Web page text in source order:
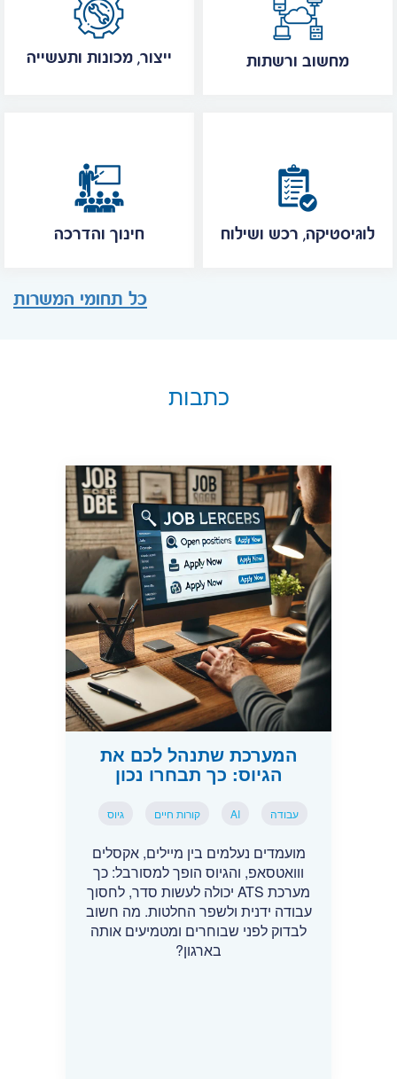
ייצור, מכונות ותעשייה מחשוב ורשתות
חינוך והדרכה לוגיסטיקה, רכש ושילוח
כל תחומי המשרות
כתבות
המערכת שתנהל לכם את
הגיוס: כך תבחרו נכון
עבודה AI קורות חיים גיוס
מועמדים נעלמים בין מיילים, אקסלים
ווואטסאפ, והגיוס הופך למסורבל: כך
מערכת ATS יכולה לעשות סדר, לחסוך
עבודה ידנית ולשפר החלטות. מה חשוב
לבדוק לפני שבוחרים ומטמיעים אותה
בארגון?